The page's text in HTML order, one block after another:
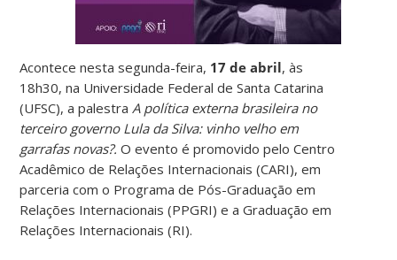
Acontece nesta segunda-feira, 17 de abril, às
18h30, na Universidade Federal de Santa Catarina
(UFSC), a palestra A política externa brasileira no
terceiro governo Lula da Silva: vinho velho em
garrafas novas?.O evento é promovido pelo Centro
Acadêmico de Relações Internacionais (CARI), em
parceria com o Programa de Pós-Graduação em
Relações Internacionais (PPGRI) e a Graduação em
Relações Internacionais (RI).